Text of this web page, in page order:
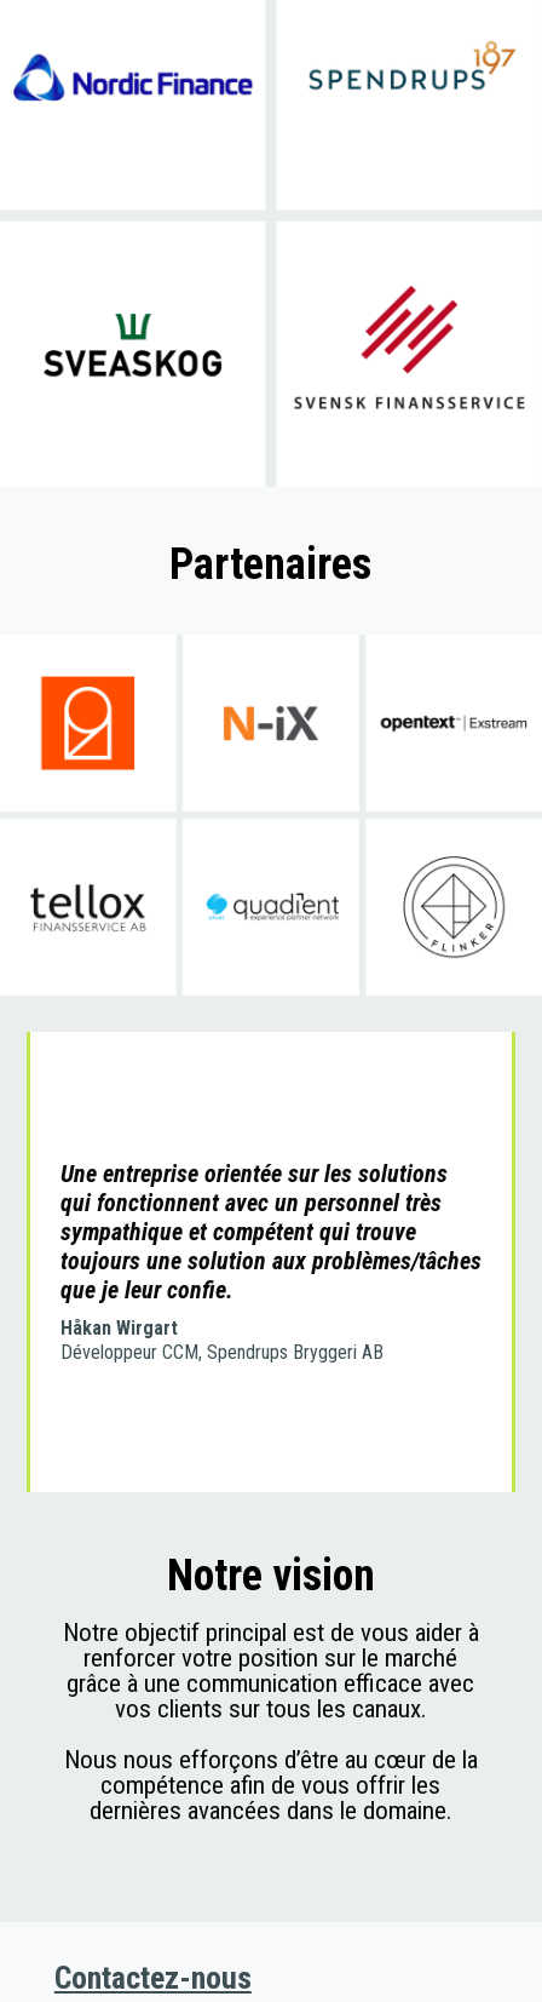
Partenaires
Une entreprise orientée sur les solutions
qui fonctionnent avec un personnel très
sympathique et compétent qui trouve
toujours une solution aux problèmes/tâches
que je leur confie.
Håkan Wirgart
DéveloppeurCCM, Spendrups Bryggeri AB
Notre vision
Notre objectif principal est de vous aider à
renforcer votre position sur le marché
grâce à une communication efficace avec
vos clients sur tous les canaux.
Nous nous efforçons d’être au cœur de la
compétence afin de vous offrir les
dernières avancées dans le domaine.
Contactez-nous